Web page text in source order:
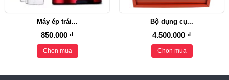
Máy ép trái...
850.000 ₫
Chọn mua
Bộ dụng cụ...
4.500.000 ₫
Chọn mua